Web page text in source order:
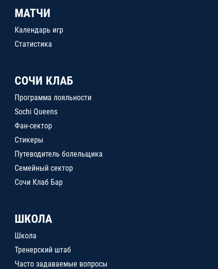
МАТЧИ
Календарь игр
Статистика
СОЧИ КЛАБ
Программа лояльности
Sochi Queens
Фан-сектор
Стикеры
Путеводитель болельщика
Семейный сектор
Сочи Клаб Бар
ШКОЛА
Школа
Тренерский штаб
Часто задаваемые вопросы